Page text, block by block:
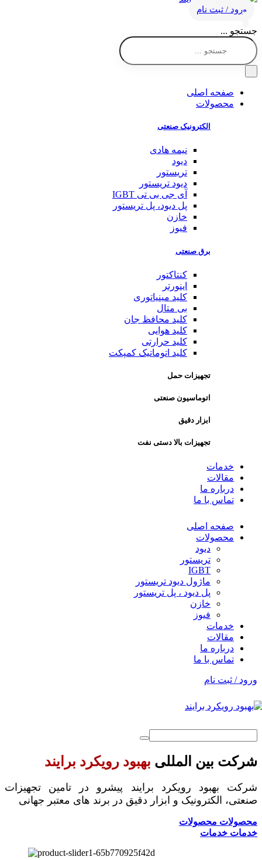
ورود / ثبت نام
جستجو ...
صفحه اصلی
محصولات
الکترونیک صنعتی
نیمه هادی
دیود
تریستور
دیود تریستور
آی جی بی تی IGBT
پل دیود، پل تریستور
خازن
فیوز
برق صنعتی
کنتاکتور
اینورتر
کلید مینیاتوری
بی متال
کلید محافظ جان
کلید هوایی
کلید حرارتی
کلید اتوماتیک کمپکت
تجهیزات حمل
اتوماسیون صنعتی
ابزار دقیق
تجهیزات بالا دستی نفت
خدمات
مقالات
درباره ما
تماس با ما
صفحه اصلی
محصولات
دیود
تریستور
IGBT
ماژول دیود تریستور
پل دیود ، پل تریستور
خازن
فیوز
خدمات
مقالات
درباره ما
تماس با ما
ورود / ثبت نام
شرکت بین المللی بهبود رویکرد برایند
شرکت بهبود رویکرد برایند پیشرو در تامین تجهیزات
صنعتی، الکترونیک و ابزار دقیق در برند های معتبر جهانی
محصولات محصولات
خدمات خدمات